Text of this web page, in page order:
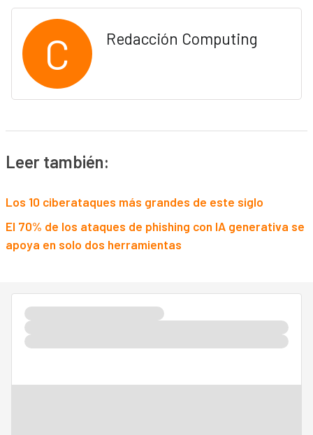
C Redacción Computing
Leer también:
Los 10 ciberataques más grandes de este siglo
El 70% de los ataques de phishing con IA generativa se
apoya en solo dos herramientas